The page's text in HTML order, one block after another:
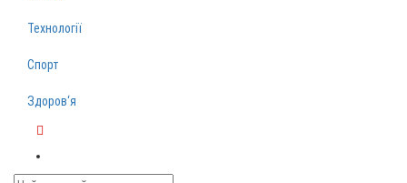
Технології
Спорт
Здоров‘я